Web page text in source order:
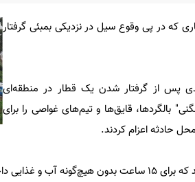
نفر را از قطاری که در پی وقوع سیل در نزدیکی بمبئی گرفتار
پس از گرفتار شدن یک قطار در منطقه‌ای
بالگردها، قایق‌ها و تیم‌های غواصی را برای
حادثه اعزام کردند.
گرفتار شده بودهند.